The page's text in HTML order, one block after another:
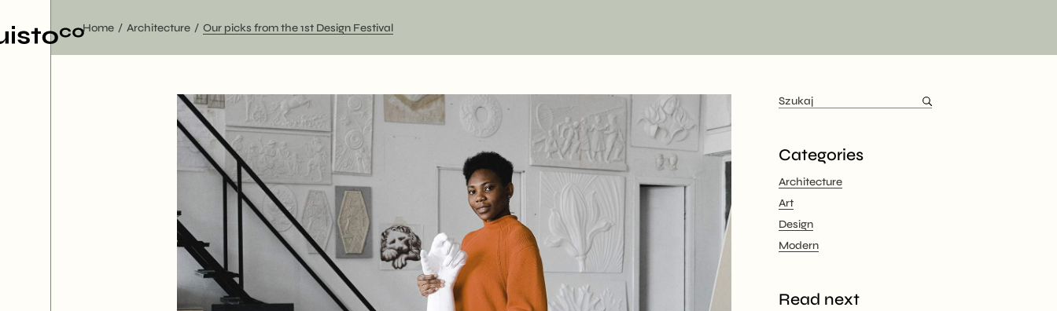
Home Architecture Our picks from the 1st Design Festival
Categories
Architecture
Art
Design
Modern
Read next